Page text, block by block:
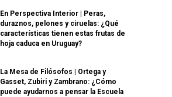
En Perspectiva Interior | Peras,
duraznos, pelones y ciruelas: ¿Qué
características tienen estas frutas de
hoja caduca en Uruguay?
La Mesa de Filósofos | Ortega y
Gasset, Zubiri y Zambrano: ¿Cómo
puede ayudarnos a pensar la Escuela